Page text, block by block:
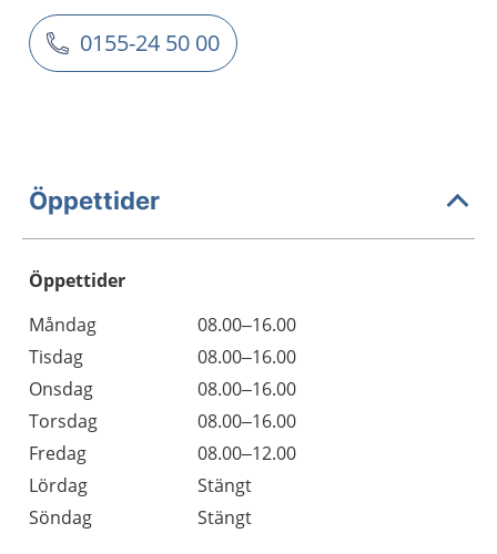
0155-24 50 00
Öppettider
Öppettider
Dag
Öppettider
Kommentarer
Måndag
08.00–16.00
Tisdag
08.00–16.00
Onsdag
08.00–16.00
Torsdag
08.00–16.00
Fredag
08.00–12.00
Lördag
Stängt
Söndag
Stängt